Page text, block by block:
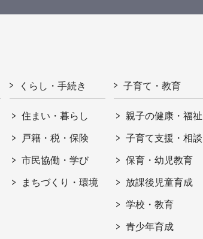
くらし・手続き
住まい・暮らし
戸籍・税・保険
市民協働・学び
まちづくり・環境
子育て・教育
親子の健康・福祉
子育て支援・相談
保育・幼児教育
放課後児童育成
学校・教育
青少年育成